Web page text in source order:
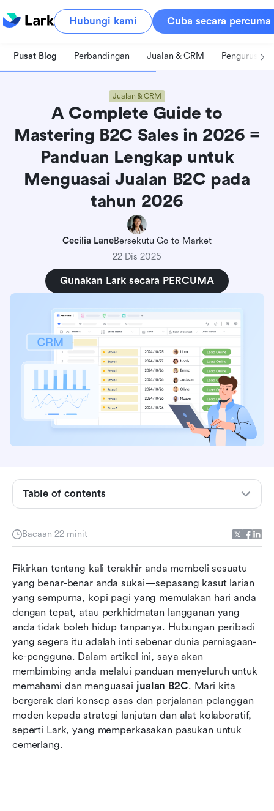
Hubungi kami Cuba secara percuma
Pusat Blog Perbandingan Jualan & CRM Pengurusan
Jualan & CRM
A Complete Guide to
Mastering B2C Sales in 2026 =
Panduan Lengkap untuk
Menguasai Jualan B2C pada
tahun 2026
Cecilia LaneBersekutu Go-to-Market
22 Dis 2025
Gunakan Lark secara PERCUMA
Bacaan 22 minit
Fikirkan tentang kali terakhir anda membeli sesuatu
yang benar-benar anda sukai—sepasang kasut larian
yang sempurna, kopi pagi yang memulakan hari anda
dengan tepat, atau perkhidmatan langganan yang
anda tidak boleh hidup tanpanya. Hubungan peribadi
yang segera itu adalah inti sebenar dunia perniagaan-
ke-pengguna. Dalam artikel ini, saya akan
membimbing anda melalui panduan menyeluruh untuk
memahami dan menguasai jualan B2C. Mari kita
bergerak dari konsep asas dan perjalanan pelanggan
moden kepada strategi lanjutan dan alat kolaboratif,
seperti Lark, yang memperkasakan pasukan untuk
cemerlang.
Table of contents
Apakah jualan B2C?
Perbezaan utama antara jualan B2B dan B2C
akhir
Strategi jualan B2C yang boleh dilaksanakan
pada tahun 2026
Mempercepat jualan B2C dengan teknologi
yang tepat bersama Lark
Masa depan jualan B2C: Trend yang perlu
diperhatikan
Kesimpulan
Soalan Lazim